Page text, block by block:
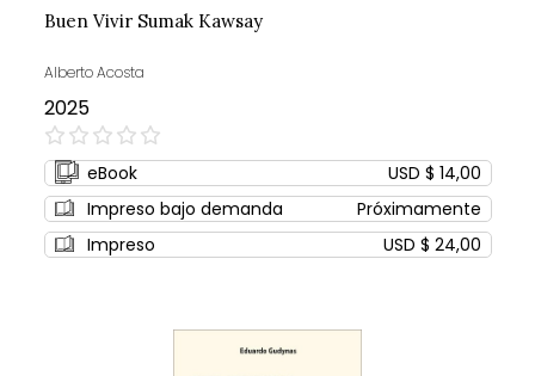
Buen Vivir Sumak Kawsay
Alberto Acosta
2025
0%
eBook
USD $ 14,00
Impreso bajo demanda
Próximamente
Impreso
USD $ 24,00